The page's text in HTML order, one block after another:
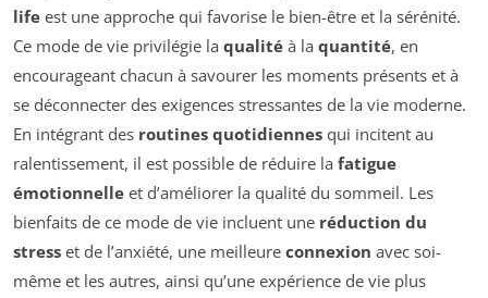
life est une approche qui favorise le bien-être et la sérénité.
Ce mode de vie privilégie la qualité à la quantité, en
encourageant chacun à savourer les moments présents et à
se déconnecter des exigences stressantes de la vie moderne.
En intégrant des routines quotidiennes qui incitent au
ralentissement, il est possible de réduire la fatigue
émotionnelle et d’améliorer la qualité du sommeil. Les
bienfaits de ce mode de vie incluent une réduction du
stress et de l’anxiété, une meilleure connexion avec soi-
même et les autres, ainsi qu’une expérience de vie plus